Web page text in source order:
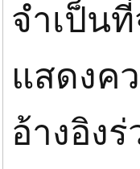
จำเป็น
แสดงค
อ้างอิง